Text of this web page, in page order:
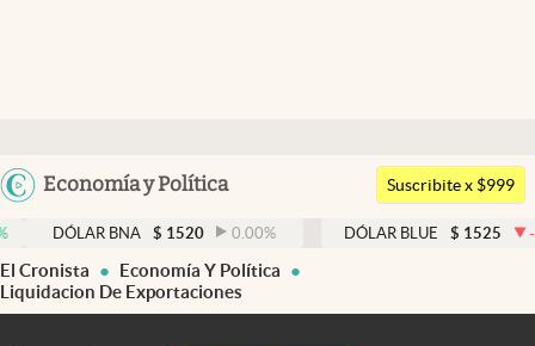
Argentina
Economía y Política
Members
Economía y Política
Finanzas y Mercados
Suscribite x $999
BNA $ 1520 0.00% DÓLAR BLUE $ 1525 -0.33%
El Cronista
Economía Y Política
Liquidacion De Exportaciones